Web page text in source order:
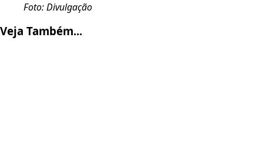
Foto: Divulgação
Veja Também...